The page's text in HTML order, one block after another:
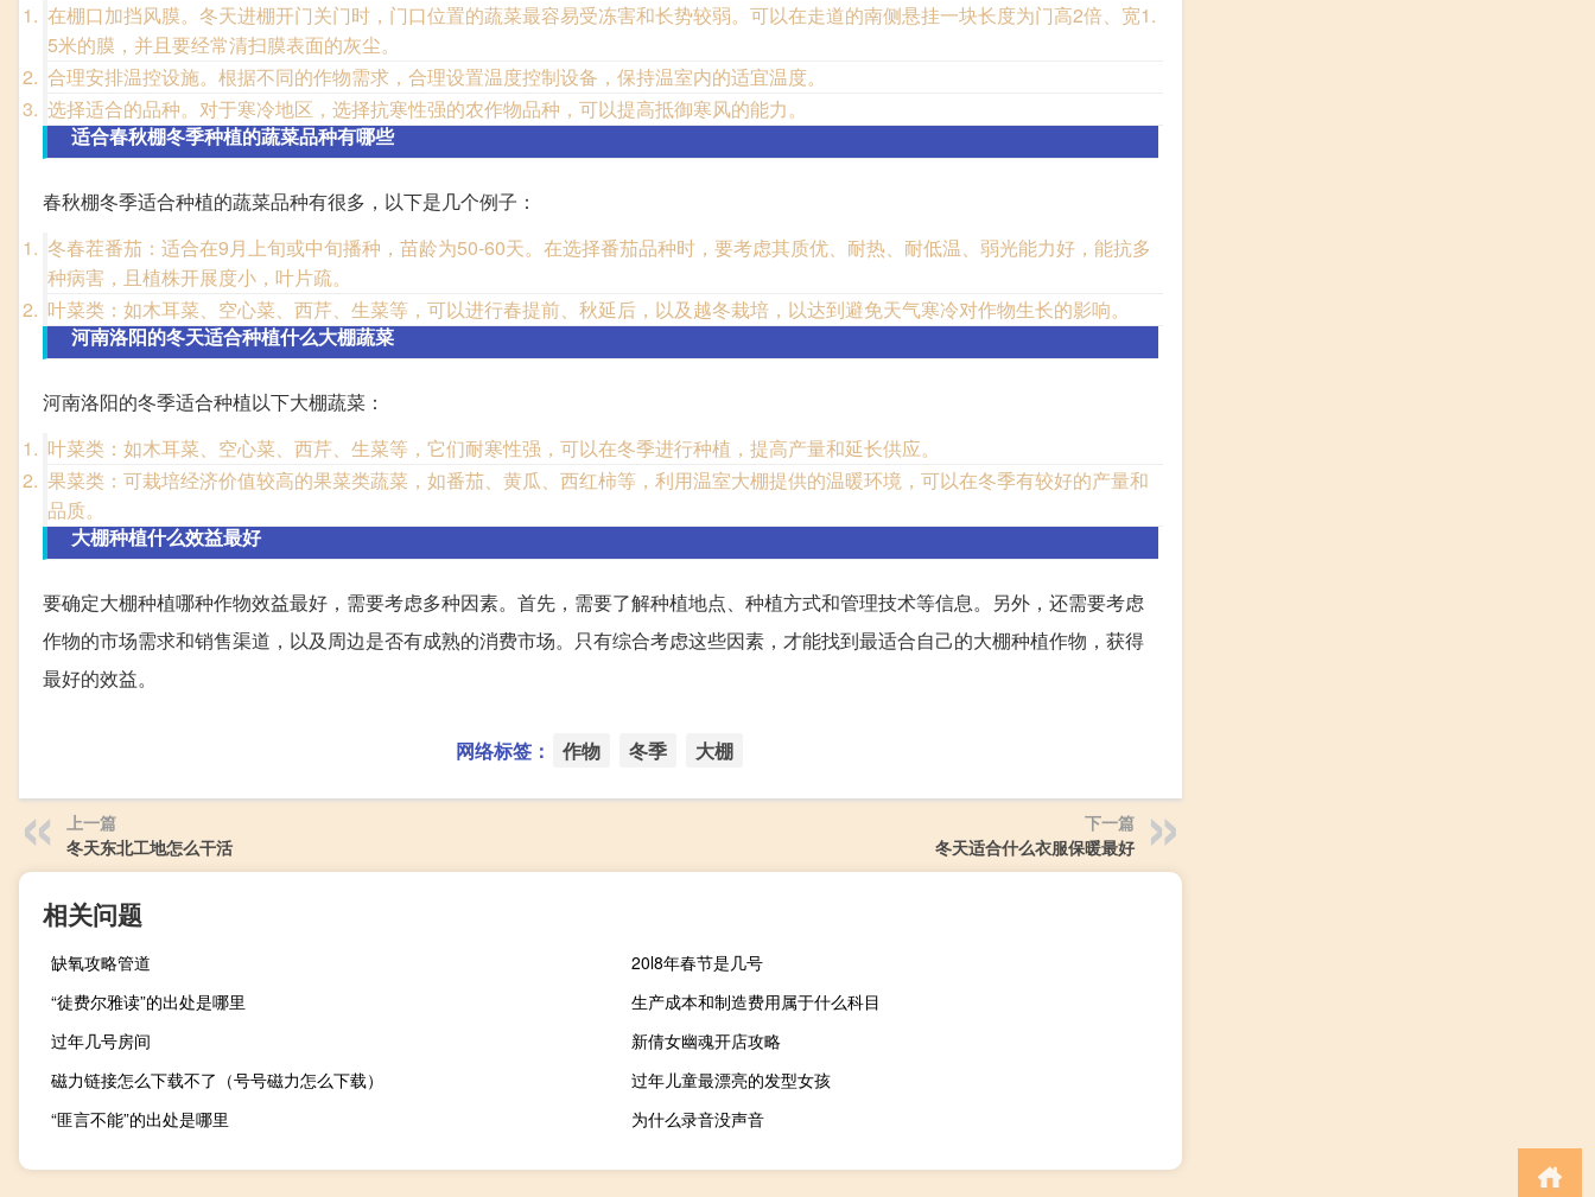
在棚口加挡风膜。冬天进棚开门关门时，门口位置的蔬菜最容易受冻害和长势较弱。可以在走道的南侧悬挂一块长度为门高2倍、宽1.
5米的膜，并且要经常清扫膜表面的灰尘。
合理安排温控设施。根据不同的作物需求，合理设置温度控制设备，保持温室内的适宜温度。
选择适合的品种。对于寒冷地区，选择抗寒性强的农作物品种，可以提高抵御寒风的能力。
适合春秋棚冬季种植的蔬菜品种有哪些
春秋棚冬季适合种植的蔬菜品种有很多，以下是几个例子：
冬春茬番茄：适合在9月上旬或中旬播种，苗龄为50-60天。在选择番茄品种时，要考虑其质优、耐热、耐低温、弱光能力好，能抗多
种病害，且植株开展度小，叶片疏。
叶菜类：如木耳菜、空心菜、西芹、生菜等，可以进行春提前、秋延后，以及越冬栽培，以达到避免天气寒冷对作物生长的影响。
河南洛阳的冬天适合种植什么大棚蔬菜
河南洛阳的冬季适合种植以下大棚蔬菜：
叶菜类：如木耳菜、空心菜、西芹、生菜等，它们耐寒性强，可以在冬季进行种植，提高产量和延长供应。
果菜类：可栽培经济价值较高的果菜类蔬菜，如番茄、黄瓜、西红柿等，利用温室大棚提供的温暖环境，可以在冬季有较好的产量和
品质。
大棚种植什么效益最好
要确定大棚种植哪种作物效益最好，需要考虑多种因素。首先，需要了解种植地点、种植方式和管理技术等信息。另外，还需要考虑
作物的市场需求和销售渠道，以及周边是否有成熟的消费市场。只有综合考虑这些因素，才能找到最适合自己的大棚种植作物，获得
最好的效益。
网络标签： 作物 冬季 大棚
上一篇
冬天东北工地怎么干活
下一篇
冬天适合什么衣服保暖最好
相关问题
缺氧攻略管道
20l8年春节是几号
“徒费尔雅读”的出处是哪里
生产成本和制造费用属于什么科目
过年几号房间
新倩女幽魂开店攻略
磁力链接怎么下载不了（号号磁力怎么下载）
过年儿童最漂亮的发型女孩
“匪言不能”的出处是哪里
为什么录音没声音